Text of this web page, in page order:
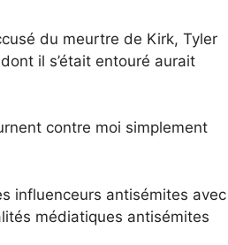
du meurtre de Kirk, Tyler
il s’était entouré aurait
contre moi simplement
influenceurs antisémites avec
médiatiques antisémites